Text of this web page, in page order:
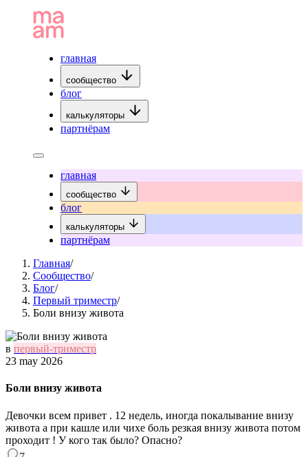
главная
сообщество
блог
калькуляторы
партнёрам
главная
сообщество
блог
калькуляторы
партнёрам
Главная/
Сообщество/
Блог/
Первый триместр/
Боли внизу живота
в первый-триместр
23 may 2026
Боли внизу живота
Девочки всем привет . 12 недель, иногда покалывание внизу
живота а при кашле или чихе боль резкая внизу живота потом
проходит ! У кого так было? Опасно?